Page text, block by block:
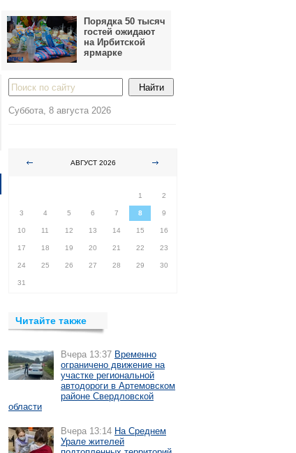
Порядка 50 тысяч
гостей ожидают
на Ирбитской
ярмарке
Суббота, 8 августа 2026
АВГУСТ 2026
1
2
3 4 5 6 7 8 9
10 11 12 13 14 15 16
17 18 19 20 21 22 23
24 25 26 27 28 29 30
31
Читайте также
Вчера 13:37 Временно
ограничено движение на
участке региональной
автодороги в Артемовском
районе Свердловской
области
Вчера 13:14 На Среднем
Урале жителей